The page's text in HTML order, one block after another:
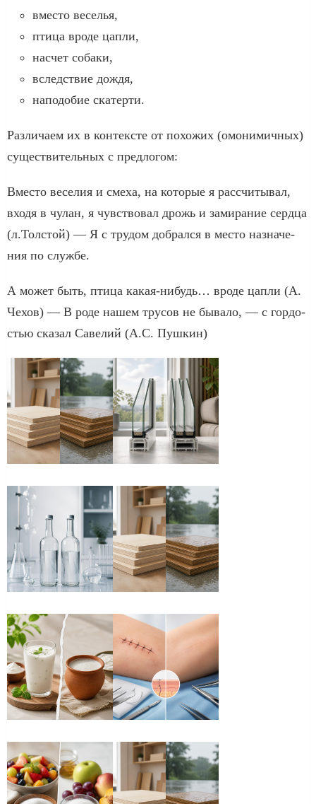
вме­сто весе­лья,
пти­ца вро­де цап­ли,
насчет соба­ки,
вслед­ствие дождя,
напо­до­бие ска­тер­ти.
Различаем их в кон­тек­сте от похо­жих (омо­ни­мич­ных)
суще­стви­тель­ных с пред­ло­гом:
Вместо весе­лия и сме­ха, на кото­рые я рас­счи­ты­вал,
вхо­дя в чулан, я чув­ство­вал дрожь и зами­ра­ние серд­ца
(л.Толстой) — Я с тру­дом добрал­ся в место назна­че­
ния по служ­бе.
А может быть, пти­ца какая-нибудь… вро­де цап­ли (А.
Чехов) — В роде нашем тру­сов не быва­ло, — с гор­до­
стью ска­зал Савелий (А.С. Пушкин)